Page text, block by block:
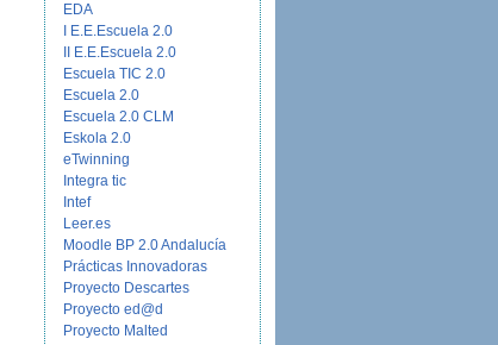
EDA
I E.E.Escuela 2.0
II E.E.Escuela 2.0
Escuela TIC 2.0
Escuela 2.0
Escuela 2.0 CLM
Eskola 2.0
eTwinning
Integra tic
Intef
Leer.es
Moodle BP 2.0 Andalucía
Prácticas Innovadoras
Proyecto Descartes
Proyecto ed@d
Proyecto Malted